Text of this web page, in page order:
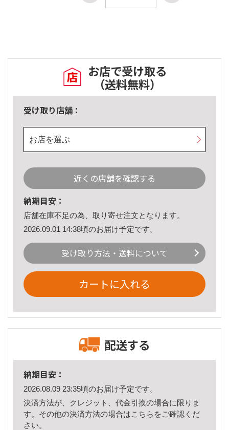
お店で受け取る
（送料無料）
受け取り店舗：
お店を選ぶ
近くの店舗を確認する
納期目安：
店舗在庫不足の為、取り寄せ注文となります。
2026.09.01 14:38頃のお届け予定です。
受け取り方法・送料について
カートに入れる
配送する
納期目安：
2026.08.09 23:35頃のお届け予定です。
決済方法が、クレジット、代金引換の場合に限りま
す。その他の決済方法の場合はこちら をご確認くだ
さい。